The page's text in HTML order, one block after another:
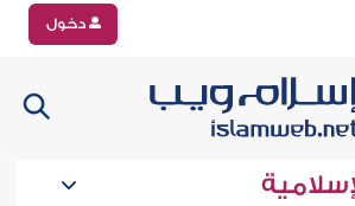
دخول